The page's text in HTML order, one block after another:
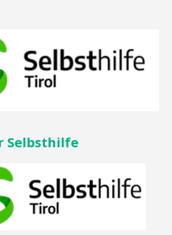
Selbsthilfe